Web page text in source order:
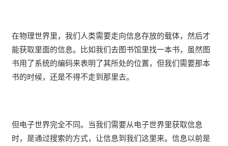
在物理世界里，我们人类需要走向信息存放的载体，然后才
能获取里面的信息。比如我们去图书馆里找一本书，虽然图
书用了系统的编码来表明了其所处的位置，但我们需要那本
书的时候，还是不得不走到那里去。
但电子世界完全不同。当我们需要从电子世界里获取信息
时，是通过搜索的方式，让信息到我们这里来。信息以前是